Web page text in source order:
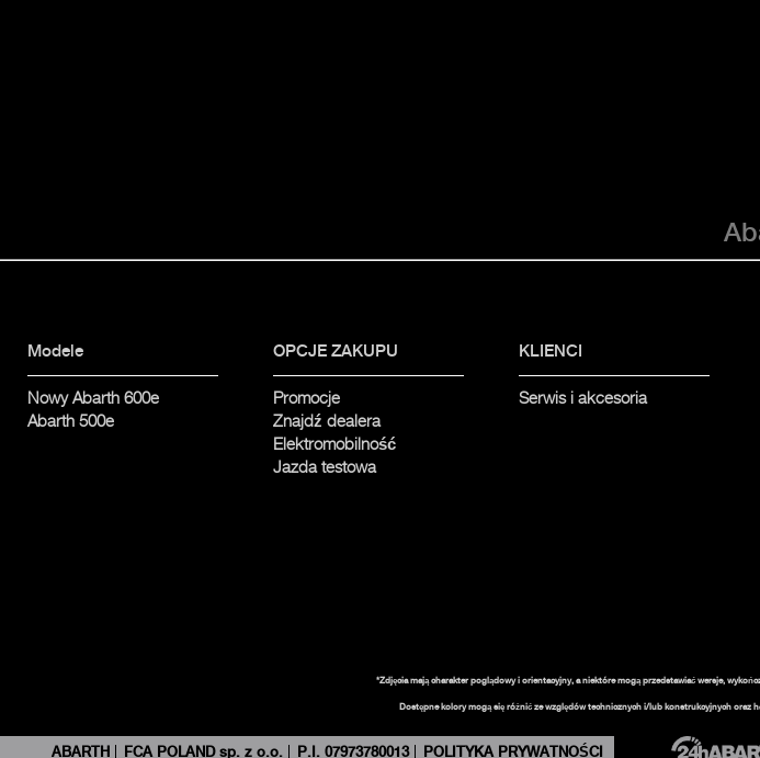
Modele
Nowy Abarth 600e
Abarth 500e
OPCJE ZAKUPU
Promocje
Znajdź dealera
Elektromobilność
Jazda testowa
KLIENCI
Serwis i akcesoria
*Zdjęcia mają charakter poglądowy i orientacyjny, a niektóre mogą przedstawiać wersje,
Dostępne kolory mogą się różnić ze względów technicznych i/lub konstrukcyjnych oraz
ABARTH FCA POLAND sp. z o.o. P.I. 07973780013 POLITYKA PRYWATNOŚCI